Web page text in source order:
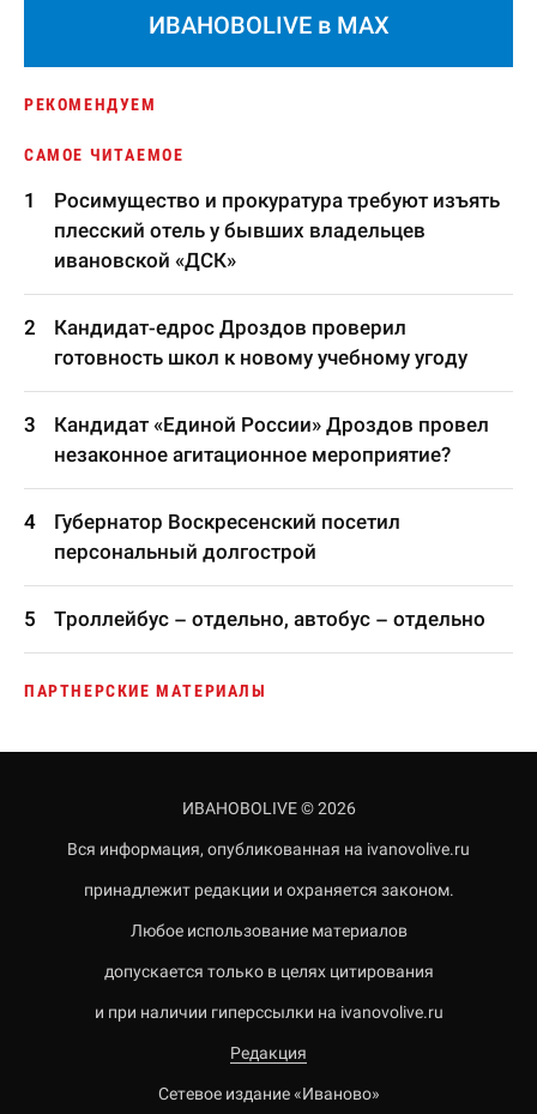
ИВАНОВОLIVE в MAX
РЕКОМЕНДУЕМ
САМОЕ ЧИТАЕМОЕ
Росимущество и прокуратура требуют изъять
плесский отель у бывших владельцев
ивановской «ДСК»
Кандидат-едрос Дроздов проверил
готовность школ к новому учебному угоду
Кандидат «Единой России» Дроздов провел
незаконное агитационное мероприятие?
Губернатор Воскресенский посетил
персональный долгострой
Троллейбус – отдельно, автобус – отдельно
ПАРТНЕРСКИЕ МАТЕРИАЛЫ
ИВАНОВОLIVE © 2026
Вся информация, опубликованная на ivanovolive.ru
принадлежит редакции и охраняется законом.
Любое использование материалов
допускается только в целях цитирования
и при наличии гиперссылки на ivanovolive.ru
Редакция
Сетевое издание «Иваново»